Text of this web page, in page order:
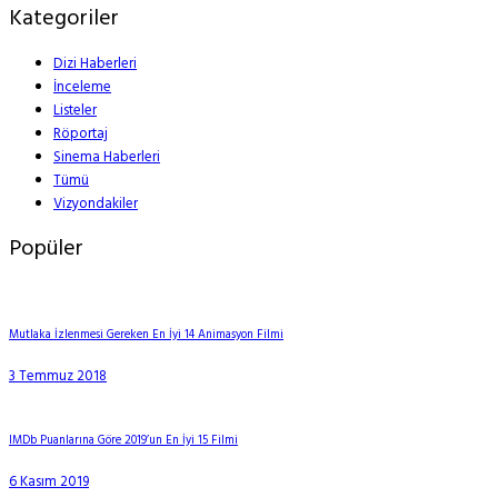
Kategoriler
Dizi Haberleri
İnceleme
Listeler
Röportaj
Sinema Haberleri
Tümü
Vizyondakiler
Popüler
Mutlaka İzlenmesi Gereken En İyi 14 Animasyon Filmi
3 Temmuz 2018
IMDb Puanlarına Göre 2019’un En İyi 15 Filmi
6 Kasım 2019